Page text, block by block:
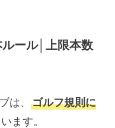
ール│上限本数
は、
ゴルフ規則に
ます。